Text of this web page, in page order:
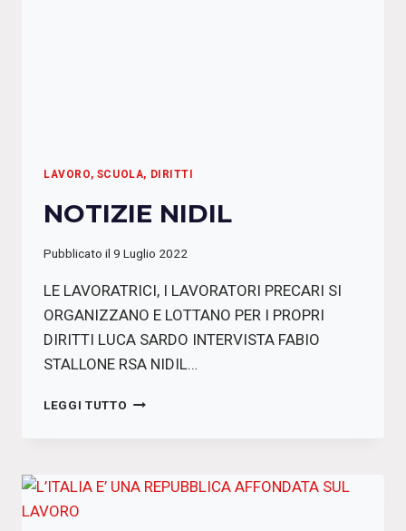
LAVORO, SCUOLA, DIRITTI
NOTIZIE NIDIL
Pubblicato il 9 Luglio 2022
LE LAVORATRICI, I LAVORATORI PRECARI SI
ORGANIZZANO E LOTTANO PER I PROPRI
DIRITTI LUCA SARDO INTERVISTA FABIO
STALLONE RSA NIDIL…
LEGGI TUTTO NOTIZIE